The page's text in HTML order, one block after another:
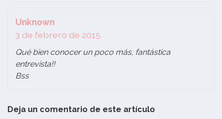
Unknown
3 de febrero de 2015
Qué bien conocer un poco más, fantástica
entrevista!!
Bss
Deja un comentario de este artículo